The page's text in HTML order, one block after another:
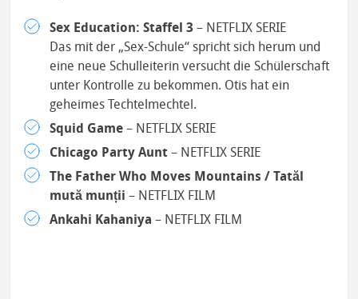
Sex Education: Staffel 3 – NETFLIX SERIE
Das mit der „Sex-Schule“ spricht sich herum und
eine neue Schulleiterin versucht die Schülerschaft
unter Kontrolle zu bekommen. Otis hat ein
geheimes Techtelmechtel.
Squid Game – NETFLIX SERIE
Chicago Party Aunt – NETFLIX SERIE
The Father Who Moves Mountains / Tatăl
mută munții – NETFLIX FILM
Ankahi Kahaniya – NETFLIX FILM